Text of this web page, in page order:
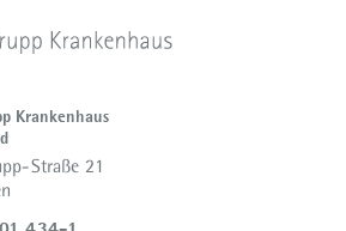
Krankenhaus
Straße 21